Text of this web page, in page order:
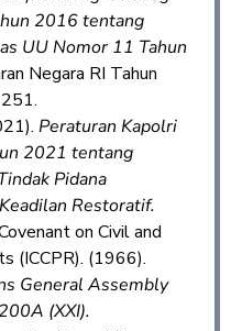
2016 tentang
UU Nomor 11 Tahun
Negara RI Tahun
Peraturan Kapolri
2021 tentang
Pidana
Restoratif.
on Civil and
(ICCPR). (1966).
General Assembly
(XXI).